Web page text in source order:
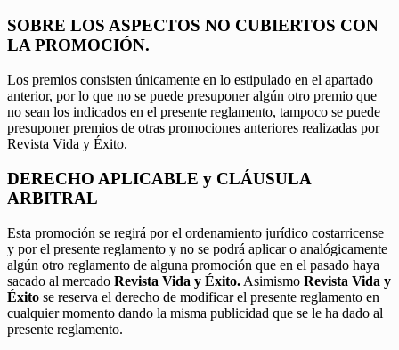
SOBRE LOS ASPECTOS NO CUBIERTOS CON
LA PROMOCIÓN.
Los premios consisten únicamente en lo estipulado en el apartado
anterior, por lo que no se puede presuponer algún otro premio que
no sean los indicados en el presente reglamento, tampoco se puede
presuponer premios de otras promociones anteriores realizadas por
Revista Vida y Éxito.
DERECHO APLICABLE y CLÁUSULA
ARBITRAL
Esta promoción se regirá por el ordenamiento jurídico costarricense
y por el presente reglamento y no se podrá aplicar o analógicamente
algún otro reglamento de alguna promoción que en el pasado haya
sacado al mercado Revista Vida y Éxito. Asimismo Revista Vida y
Éxito se reserva el derecho de modificar el presente reglamento en
cualquier momento dando la misma publicidad que se le ha dado al
presente reglamento.